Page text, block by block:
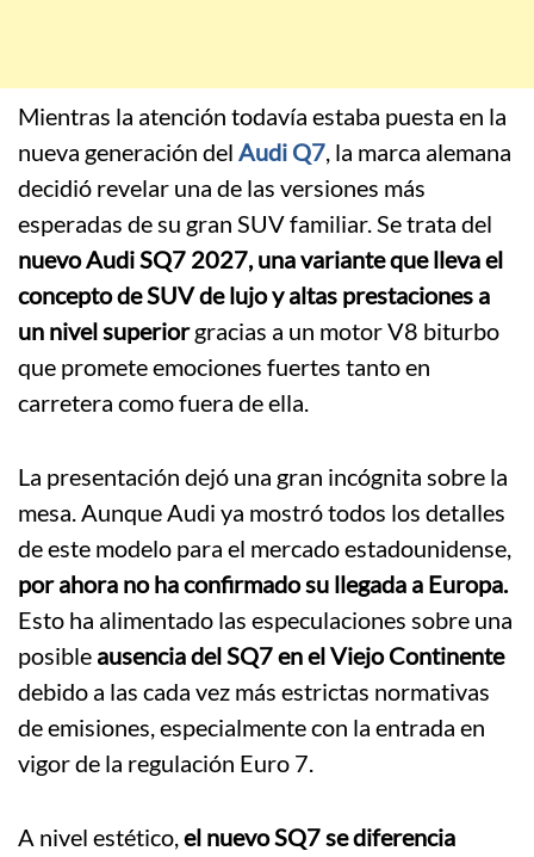
Mientras la atención todavía estaba puesta en la
nueva generación del Audi Q7, la marca alemana
decidió revelar una de las versiones más
esperadas de su gran SUV familiar. Se trata del
nuevo Audi SQ7 2027, una variante que lleva el
concepto de SUV de lujo y altas prestaciones a
un nivel superiorgracias a un motor V8 biturbo
que promete emociones fuertes tanto en
carretera como fuera de ella.
La presentación dejó una gran incógnita sobre la
mesa. Aunque Audi ya mostró todos los detalles
de este modelo para el mercado estadounidense,
por ahora no ha confirmado su llegada a Europa.
Esto ha alimentado las especulaciones sobre una
posible ausencia del SQ7 en el Viejo Continente
debido a las cada vez más estrictas normativas
de emisiones, especialmente con la entrada en
vigor de la regulación Euro 7.
A nivel estético,el nuevo SQ7 se diferencia